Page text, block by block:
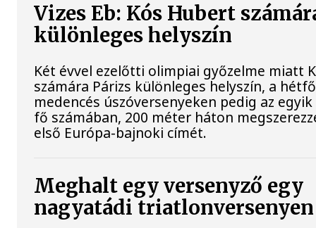
Vizes Eb: Kós Hubert
különleges helyszín
Két évvel ezelőtti olimpiai győzelme miatt
számára Párizs különleges helyszín, a
medencés úszóversenyeken pedig az
fő számában, 200 méter háton
első Európa-bajnoki címét.
Meghalt egy versenyző egy
nagyatádi triatlonversenyen